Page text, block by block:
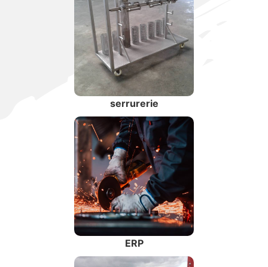
serrurerie
ERP